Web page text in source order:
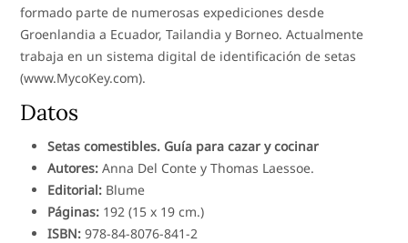
formado parte de numerosas expediciones desde
Groenlandia a Ecuador, Tailandia y Borneo. Actualmente
trabaja en un sistema digital de identificación de setas
(www.MycoKey.com).
Datos
Setas comestibles. Guía para cazar y cocinar
Autores: Anna Del Conte y Thomas Laessoe.
Editorial: Blume
Páginas: 192 (15 x 19 cm.)
ISBN: 978-84-8076-841-2